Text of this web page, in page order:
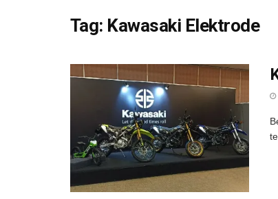
Tag: Kawasaki Elektrode